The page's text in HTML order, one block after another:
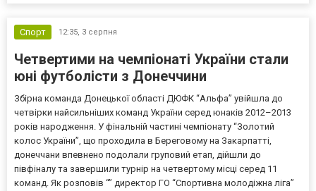
Спорт 12:35, 3 серпня
Четвертими на чемпіонаті України стали
юні футболісти з Донеччини
Збірна команда Донецької області ДЮФК “Альфа” увійшла до
четвірки найсильніших команд України серед юнаків 2012–2013
років народження. У фінальній частині чемпіонату “Золотий
колос України”, що проходила в Береговому на Закарпатті,
донеччани впевнено подолали груповий етап, дійшли до
півфіналу та завершили турнір на четвертому місці серед 11
команд. Як розповів “” директор ГО “Спортивна молодіжна ліга”